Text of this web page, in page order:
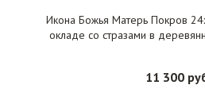
Икона Божья Матерь Покров
окладе со стразами в
11 300